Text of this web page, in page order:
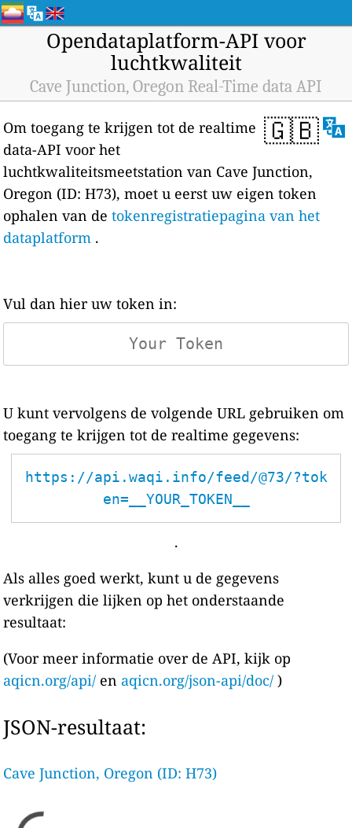
Opendataplatform-API voor
luchtkwaliteit
Cave Junction, Oregon Real-Time data API
🇬🇧
Om toegang te krijgen tot de realtime
data-API voor het
luchtkwaliteitsmeetstation van Cave Junction,
Oregon (ID: H73), moet u eerst uw eigen token
ophalen van detokenregistratiepagina van het
dataplatform .
Vul dan hier uw token in:
U kunt vervolgens de volgende URL gebruiken om
toegang te krijgen tot de realtime gegevens:
https://api.waqi.info/feed/@73/?tok
en=__YOUR_TOKEN__
.
Als alles goed werkt, kunt u de gegevens
verkrijgen die lijken op het onderstaande
resultaat:
(Voor meer informatie over de API, kijk op
aqicn.org/api/ en aqicn.org/json-api/doc/ )
JSON-resultaat:
Cave Junction, Oregon (ID: H73)